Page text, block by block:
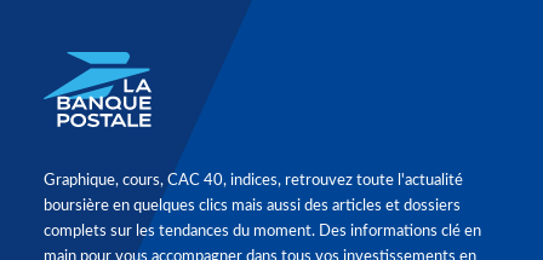
Graphique, cours, CAC 40, indices, retrouvez toute l'actualité
boursière en quelques clics mais aussi des articles et dossiers
complets sur les tendances du moment. Des informations clé en